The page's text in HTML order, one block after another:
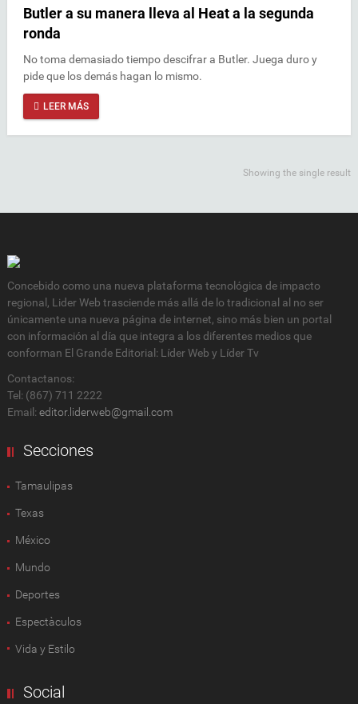
Butler a su manera lleva al Heat a la segunda
ronda
No toma demasiado tiempo descifrar a Butler. Juega duro y
pide que los demás hagan lo mismo.
LEER MÁS
Showing the single result
Concebido como una nueva plataforma tecnológica de impacto
regional, Lider Web trasciende más allá de lo tradicional al no ser
únicamente una nueva página de internet, sino más bien un portal
con información al día que integra a los diferentes medios que
conforman El Grande Editorial: Líder Web y Líder Tv
Contactanos:
Tel: (867) 711 2222
Email: editor.liderweb@gmail.com
Secciones
Tamaulipas
Texas
México
Mundo
Deportes
Espectàculos
Vida y Estilo
Social